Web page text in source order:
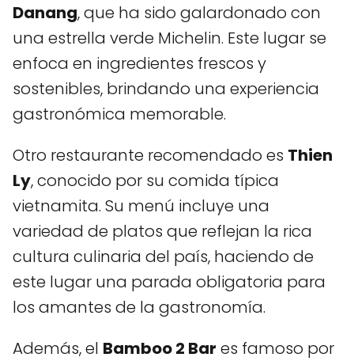
Danang, que ha sido galardonado con
una estrella verde Michelin. Este lugar se
enfoca en ingredientes frescos y
sostenibles, brindando una experiencia
gastronómica memorable.
Otro restaurante recomendado es Thien
Ly, conocido por su comida típica
vietnamita. Su menú incluye una
variedad de platos que reflejan la rica
cultura culinaria del país, haciendo de
este lugar una parada obligatoria para
los amantes de la gastronomía.
Además, el Bamboo 2 Bar es famoso por